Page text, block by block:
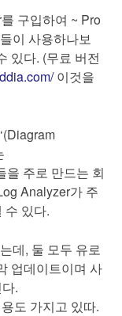
구입하여 ~ Pro
이 사용하나보
있다. (무료 버전
이것을
주로 만드는 회
Analyzer가 주
수 있다.
데, 둘 모두 유로
업데이트이며 사
.
도 가지고 있따.